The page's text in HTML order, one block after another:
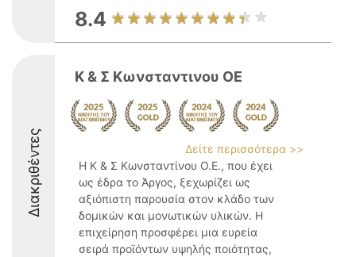
8.4
Διακριθέντες
Κ & Σ Κωνσταντινου ΟΕ
Δείτε περισσότερα >>
Η Κ & Σ Κωνσταντίνου Ο.Ε., που έχει
ως έδρα το Άργος, ξεχωρίζει ως
αξιόπιστη παρουσία στον κλάδο των
δομικών και μονωτικών υλικών. Η
επιχείρηση προσφέρει μια ευρεία
σειρά προϊόντων υψηλής ποιότητας,